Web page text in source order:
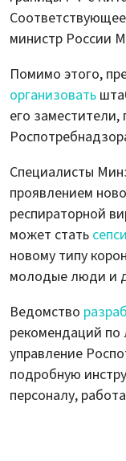
министр России
Помимо этого,
организовать
его
Специалисты
проявлением
респираторной
может стать
новому типу
молодые люди и
Ведомство
рекомендаций
управление
подробную
персоналу,